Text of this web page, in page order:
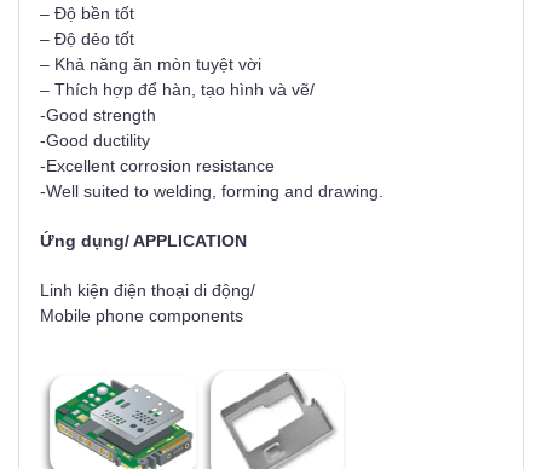
– Độ bền tốt
– Độ dẻo tốt
– Khả năng ăn mòn tuyệt vời
– Thích hợp để hàn, tạo hình và vẽ/
-Good strength
-Good ductility
-Excellent corrosion resistance
-Well suited to welding, forming and drawing.
Ứng dụng/ APPLICATION
Linh kiện điện thoại di động/
Mobile phone components